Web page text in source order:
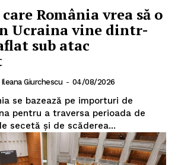
România vrea să o
Ucraina vine dintr-
sub atac
Ileana Giurchescu - 04/08/2026
se bazează pe importuri de
pentru a traversa perioada de
secetă și de scăderea...